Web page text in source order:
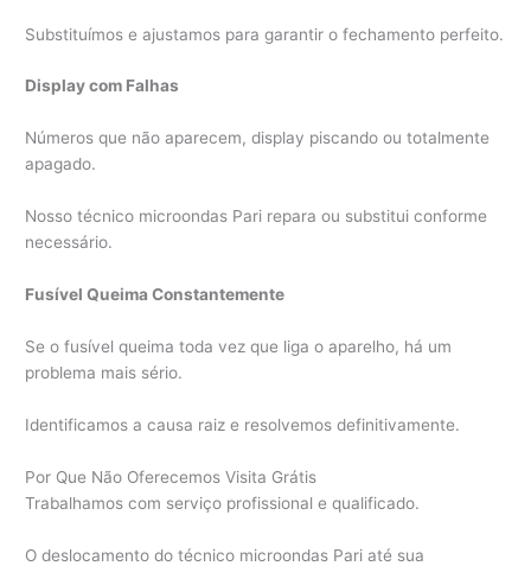
Substituímos e ajustamos para garantir o fechamento perfeito.
Display com Falhas
Números que não aparecem, display piscando ou totalmente
apagado.
Nosso técnico microondas Pari repara ou substitui conforme
necessário.
Fusível Queima Constantemente
Se o fusível queima toda vez que liga o aparelho, há um
problema mais sério.
Identificamos a causa raiz e resolvemos definitivamente.
Por Que Não Oferecemos Visita Grátis
Trabalhamos com serviço profissional e qualificado.
O deslocamento do técnico microondas Pari até sua